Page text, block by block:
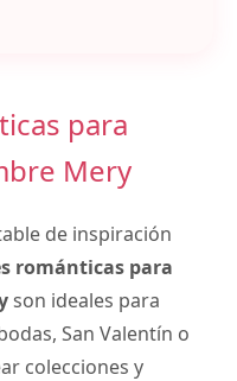
para
Mery
de inspiración
románticas para
son ideales para
San Valentín o
colecciones y